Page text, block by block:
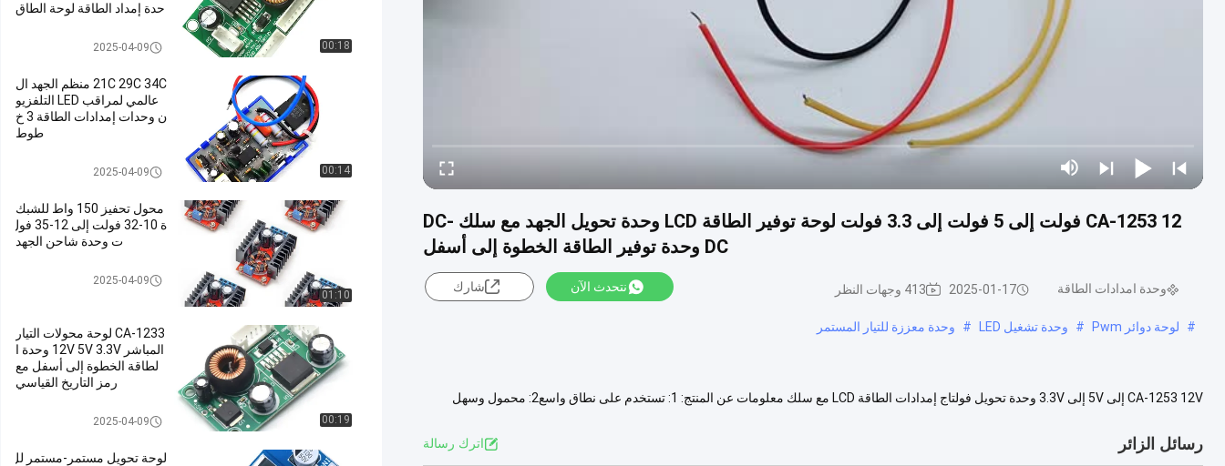
CA-1253 12 فولت إلى 5 فولت إلى 3.3 فولت لوحة توفير الطاقة LCD وحدة تحويل الجهد مع سلك DC-
DC وحدة توفير الطاقة الخطوة إلى أسفل
وحدة امدادات الطاقة 2025-01-17 413 وجهات النظر نتحدث الآن شارك
# لوحة دوائر Pwm # وحدة تشغيل LED # وحدة معززة للتيار المستمر
CA-1253 12V إلى 5V إلى 3.3V وحدة تحويل فولتاج إمدادات الطاقة LCD مع سلك معلومات عن المنتج: 1: تستخدم على نطاق واسع2: محمول وسهل
رسائل الزائر اترك رسالة
00:18
حدة إمداد الطاقة لوحة الطاق
وحدة امدادات الطاقة2025-04-09
00:14
21C 29C 34C منظم الجهد ال
عالمي لمراقب LED التلفزيو
ن وحدات إمدادات الطاقة 3 خ
طوط
وحدة امدادات الطاقة2025-04-09
01:10
محول تحفيز 150 واط للشبك
ة 10-32 فولت إلى 12-35 فول
ت وحدة شاحن الجهد
وحدة امدادات الطاقة2025-04-09
00:19
CA-1233 لوحة محولات التيار
المباشر 12V 5V 3.3V وحدة ا
لطاقة الخطوة إلى أسفل مع
رمز التاريخ القياسي
وحدة امدادات الطاقة2025-04-09
لوحة تحويل مستمر-مستمر لل